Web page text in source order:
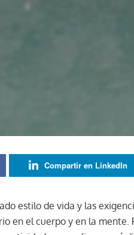
Compartir en LinkedIn
estilo de vida y las
en el cuerpo y en la